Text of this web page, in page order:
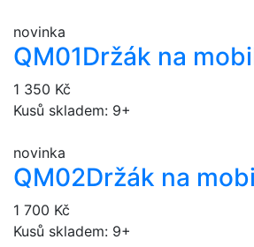
novinka
QM01Držák na
1 350 Kč
Kusů skladem: 9+
novinka
QM02Držák na
1 700 Kč
Kusů skladem: 9+